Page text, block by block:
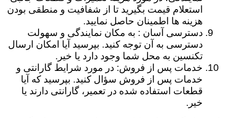
استعلام قیمت بگیرید تا از شفافیت و منطقی بودن
هزینه ها اطمینان حاصل نمایید.
دسترسی آسان : به مکان نمایندگی و سهولت
دسترسی به آن توجه کنید. بپرسید آیا امکان ارسال
تکنسین به محل شما وجود دارد یا خیر.
خدمات پس از فروش: در مورد شرایط گارانتی و
خدمات پس از فروش سؤال کنید. بپرسید که آیا
قطعات استفاده شده در تعمیر، گارانتی دارند یا
خیر.